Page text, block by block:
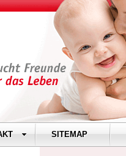
SITEMAP